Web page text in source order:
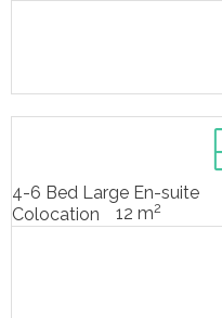
4-6 Bed Large En-suite
Colocation
12 m2